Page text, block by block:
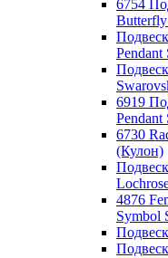
6754
Butterfly
Pendant
6919
Pendant
6730
(Кулон)
4876
Symbol